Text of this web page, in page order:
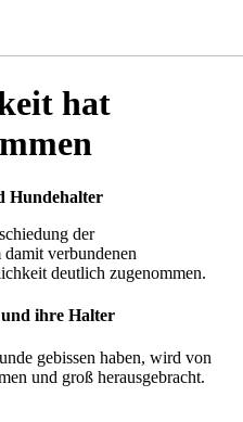
hat
Hundehalter
der
verbundenen
deutlich zugenommen.
und ihre Halter
gebissen haben, wird von
und groß herausgebracht.